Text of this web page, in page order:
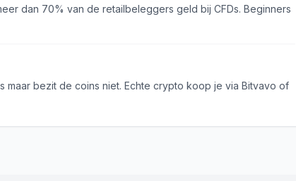
dan 70% van de retailbeleggers geld bij CFDs. Beginners
bezit de coins niet. Echte crypto koop je via Bitvavo of